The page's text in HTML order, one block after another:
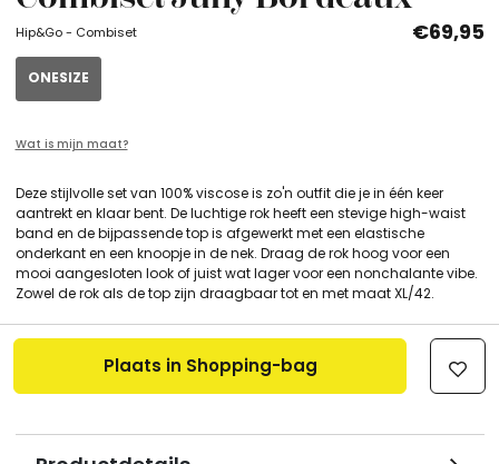
Hip&Go - Combiset €69,95
ONESIZE
Wat is mijn maat?
Deze stijlvolle set van 100% viscose is zo'n outfit die je in één keer
aantrekt en klaar bent. De luchtige rok heeft een stevige high-waist
band en de bijpassende top is afgewerkt met een elastische
onderkant en een knoopje in de nek. Draag de rok hoog voor een
mooi aangesloten look of juist wat lager voor een nonchalante vibe.
Zowel de rok als de top zijn draagbaar tot en met maat XL/42.
Plaats in Shopping-bag